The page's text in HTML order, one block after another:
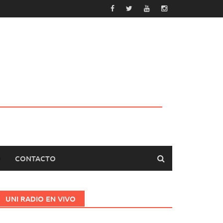
CONTACTO
UNI RADIO EN VIVO